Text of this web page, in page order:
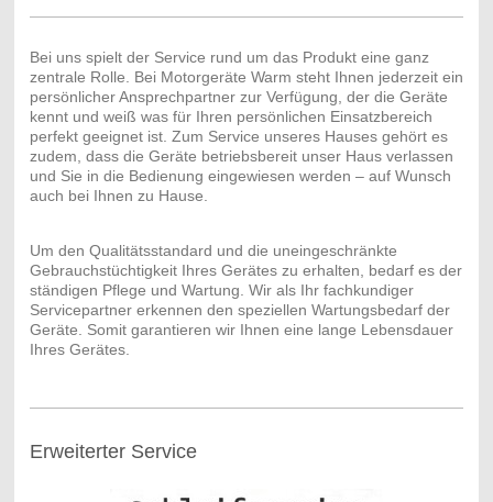
Bei uns spielt der Service rund um das Produkt eine ganz
zentrale Rolle. Bei Motorgeräte Warm steht Ihnen jederzeit ein
persönlicher Ansprechpartner zur Verfügung, der die Geräte
kennt und weiß was für Ihren persönlichen Einsatzbereich
perfekt geeignet ist. Zum Service unseres Hauses gehört es
zudem, dass die Geräte betriebsbereit unser Haus verlassen
und Sie in die Bedienung eingewiesen werden – auf Wunsch
auch bei Ihnen zu Hause.
Um den Qualitätsstandard und die uneingeschränkte
Gebrauchstüchtigkeit Ihres Gerätes zu erhalten, bedarf es der
ständigen Pflege und Wartung. Wir als Ihr fachkundiger
Servicepartner erkennen den speziellen Wartungsbedarf der
Geräte. Somit garantieren wir Ihnen eine lange Lebensdauer
Ihres Gerätes.
Erweiterter Service